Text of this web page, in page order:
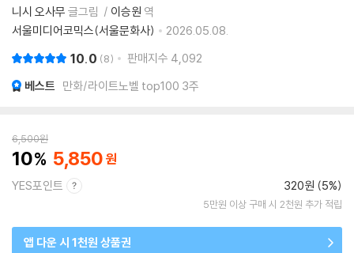
니시 오사무 글그림 이승원 역
서울미디어코믹스(서울문화사)
2026.05.08.
10.0 8 판매지수 4,092
베스트 만화/라이트노벨 top100 3주
6,500원
10 5,850
YES포인트 320원 (5%)
5만원 이상 구매 시 2천원 추가 적립
앱 다운 시 1천원 상품권